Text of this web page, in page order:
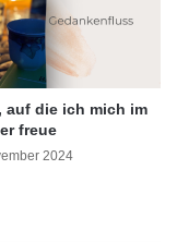
auf die ich mich im
freue
2024